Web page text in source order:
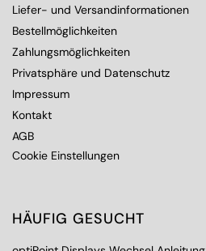
Liefer- und Versandinformationen
Bestellmöglichkeiten
Zahlungsmöglichkeiten
Privatsphäre und Datenschutz
Impressum
Kontakt
AGB
Cookie Einstellungen
HÄUFIG GESUCHT